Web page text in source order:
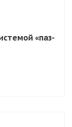
«паз-